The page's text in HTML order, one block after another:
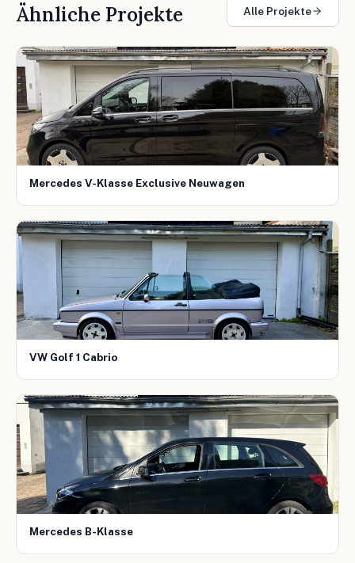
Ähnliche Projekte Alle Projekte
Mercedes V-Klasse Exclusive Neuwagen
VW Golf 1 Cabrio
Mercedes B-Klasse